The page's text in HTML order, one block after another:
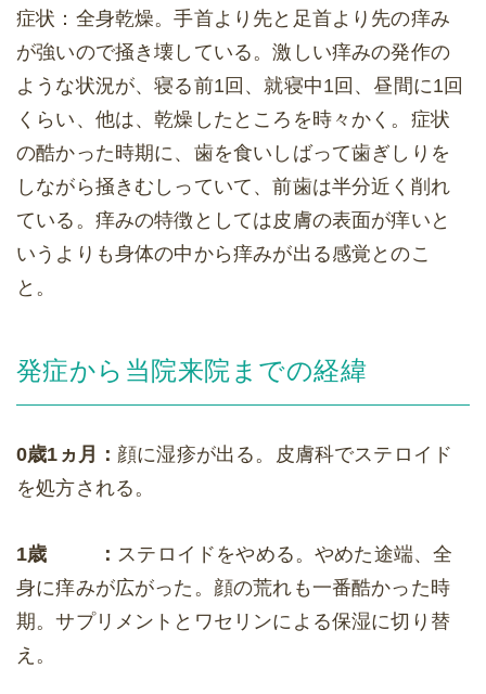
症状：全身乾燥。手首より先と足首より先の痒み
が強いので掻き壊している。激しい痒みの発作の
ような状況が、寝る前1回、就寝中1回、昼間に1回
くらい、他は、乾燥したところを時々かく。症状
の酷かった時期に、歯を食いしばって歯ぎしりを
しながら掻きむしっていて、前歯は半分近く削れ
ている。痒みの特徴としては皮膚の表面が痒いと
いうよりも身体の中から痒みが出る感覚とのこ
と。
発症から当院来院までの経緯
0歳1ヵ月： 顔に湿疹が出る。皮膚科でステロイド
を処方される。
1歳 ： ステロイドをやめる。やめた途端、全
身に痒みが広がった。顔の荒れも一番酷かった時
期。サプリメントとワセリンによる保湿に切り替
え。